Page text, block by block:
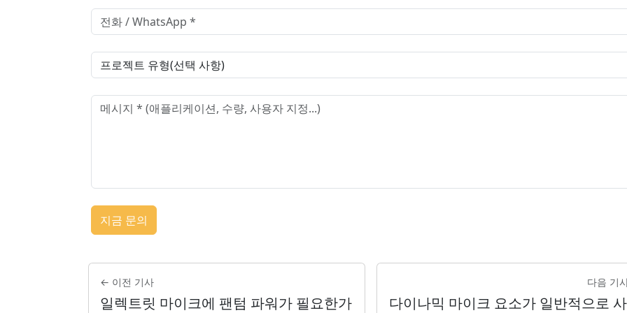
지금 문의
← 이전 기사
일렉트릿 마이크에 팬텀 파워가 필요한가
다음 기
다이나믹 마이크 요소가 일반적으로